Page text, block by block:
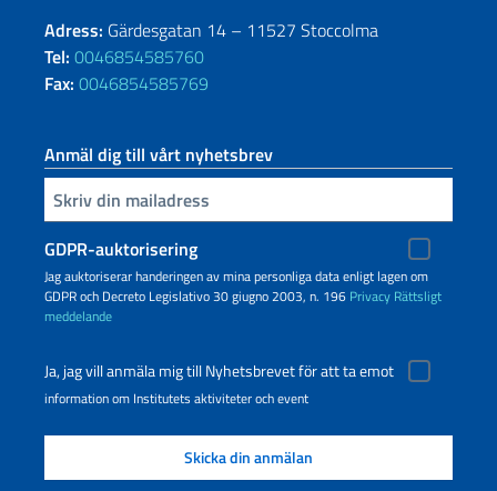
Adress: Gärdesgatan 14 – 11527 Stoccolma
Tel: 0046854585760
Fax: 0046854585769
Anmäl dig till vårt nyhetsbrev
Infoga din e-post
GDPR-auktorisering
Jag auktoriserar handeringen av mina personliga data enligt lagen om
GDPR och Decreto Legislativo 30 giugno 2003, n. 196 Privacy Rättsligt
meddelande
Ja, jag vill anmäla mig till Nyhetsbrevet för att ta emot
information om Institutets aktiviteter och event